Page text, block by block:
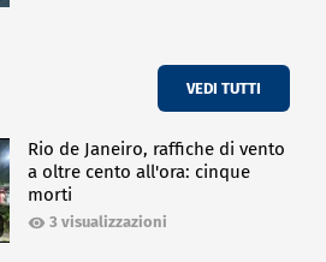
VEDI TUTTI
Rio de Janeiro, raffiche di vento
a oltre cento all'ora: cinque
morti
3 visualizzazioni